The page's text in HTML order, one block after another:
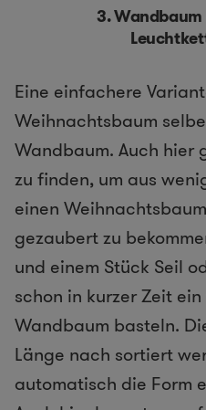
3.
Eine einfachere
Weihnachtsbaum
Wandbaum. Auch hier
zu finden, um aus
einen
gezaubert zu
und einem Stück Seil
schon in kurzer Zeit
Wandbaum basteln.
Länge nach sortiert
automatisch die Form